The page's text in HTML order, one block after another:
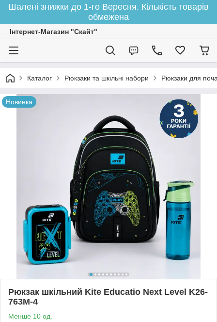
Шалені знижки до 1-го Вересня. Кількість товарів
обмежена
Інтернет-Магазин "Скайт"
Каталог Рюкзаки та шкільні набори Рюкзаки для
Новинка
Рюкзак шкільний Kite Educatio Next Level K26-
763M-4
Менше 10 од.